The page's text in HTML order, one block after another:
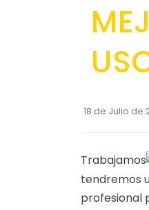
18 de Julio de
Trabajamos
tendremos
profesional